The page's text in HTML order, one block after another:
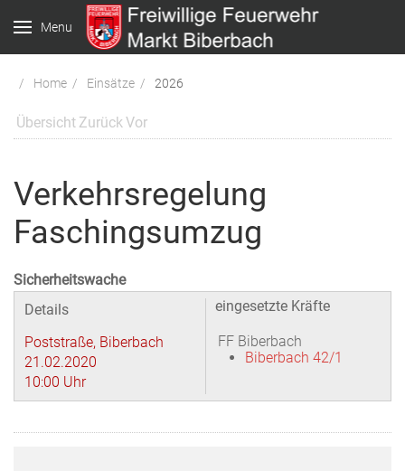
Menu
Home Einsätze 2026
Übersicht ZurückVor
Verkehrsregelung
Faschingsumzug
Sicherheitswache
Details
Poststraße, Biberbach
21.02.2020
10:00 Uhr
eingesetzte Kräfte
FF Biberbach
Biberbach 42/1